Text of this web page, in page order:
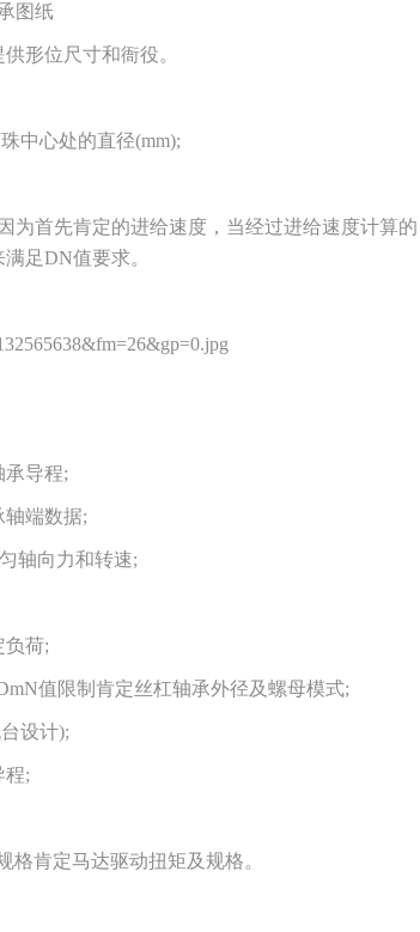
图纸
形位尺寸和衙役。
中心处的直径(mm);
首先肯定的进给速度，当经过进给速度计算的
足DN值要求。
导程;
端数据;
轴向力和转速;
荷;
值限制肯定丝杠轴承外径及螺母模式;
设计);
;
肯定马达驱动扭矩及规格。